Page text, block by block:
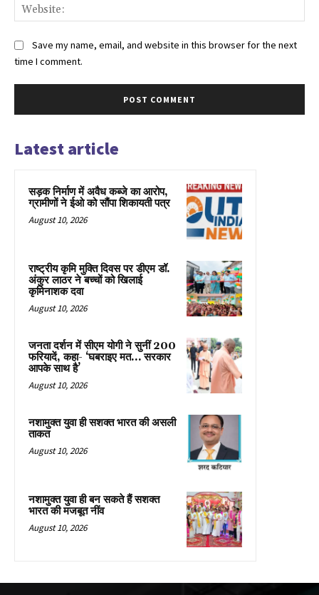
Save my name, email, and website in this browser for the next
time I comment.
Latest article
सड़क निर्माण में अवैध कब्जे का आरोप,
ग्रामीणों ने ईओ को सौंपा शिकायती पत्र
August 10, 2026
राष्ट्रीय कृमि मुक्ति दिवस पर डीएम डॉ.
अंकुर लाठर ने बच्चों को खिलाई
कृमिनाशक दवा
August 10, 2026
जनता दर्शन में सीएम योगी ने सुनीं 200
फरियादें, कहा- ‘घबराइए मत… सरकार
आपके साथ है’
August 10, 2026
नशामुक्त युवा ही सशक्त भारत की असली
ताकत
August 10, 2026
नशामुक्त युवा ही बन सकते हैं सशक्त
भारत की मजबूत नींव
August 10, 2026